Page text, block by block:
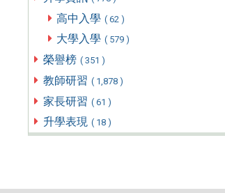
高中入學 ( 62 )
大學入學 ( 579 )
榮譽榜 ( 351 )
教師研習 ( 1,878 )
家長研習 ( 61 )
升學表現 ( 18 )